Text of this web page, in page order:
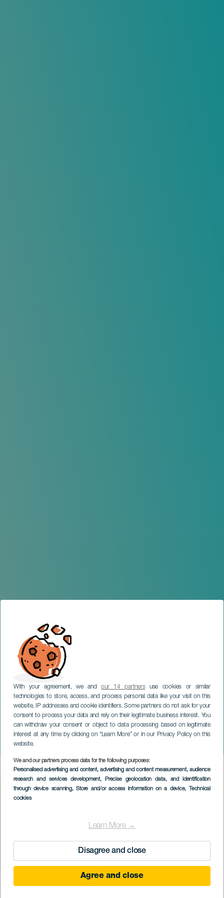
With your agreement, we andour 14 partnersuse cookies or similar
technologies to store, access, and process personal data like your visit on this
website, IP addresses and cookie identifiers. Some partners do not ask for your
consent to process your data and rely on their legitimate business interest. You
can withdraw your consent or object to data processing based on legitimate
interest at any time by clicking on “Learn More” or in our Privacy Policy on this
website.
We and our partners process data for the following purposes:
Personalised advertising and content, advertising and content measurement, audience
research and services development, Precise geolocation data, and identification
through device scanning, Store and/or access information on a device, Technical
cookies
Learn More →
Disagree and close
Agree and close
Puerto de la Cruz
karneválja
TENERIFE
Imagen
Listado
February 2027